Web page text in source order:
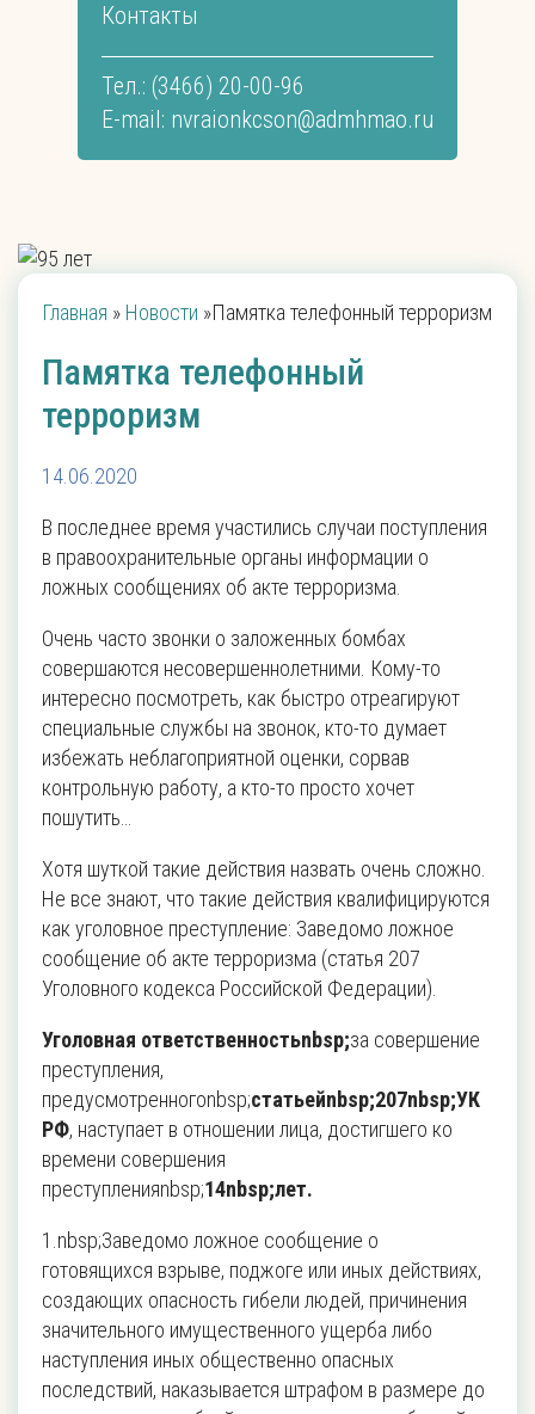
Контакты
Тел.: (3466) 20-00-96
E-mail: nvraionkcson@admhmao.ru
Главная » Новости »Памятка телефонный терроризм
Памятка телефонный
терроризм
14.06.2020
В последнее время участились случаи поступления
в правоохранительные органы информации о
ложных сообщениях об акте терроризма.
Очень часто звонки о заложенных бомбах
совершаются несовершеннолетними. Кому-то
интересно посмотреть, как быстро отреагируют
специальные службы на звонок, кто-то думает
избежать неблагоприятной оценки, сорвав
контрольную работу, а кто-то просто хочет
пошутить…
Хотя шуткой такие действия назвать очень сложно.
Не все знают, что такие действия квалифицируются
как уголовное преступление: Заведомо ложное
сообщение об акте терроризма (статья 207
Уголовного кодекса Российской Федерации).
Уголовная ответственностьnbsp;за совершение
преступления,
предусмотренногоnbsp;статьейnbsp;207nbsp;УК
РФ, наступает в отношении лица, достигшего ко
времени совершения
преступленияnbsp;14nbsp;лет.
1.nbsp;Заведомо ложное сообщение о
готовящихся взрыве, поджоге или иных действиях,
создающих опасность гибели людей, причинения
значительного имущественного ущерба либо
наступления иных общественно опасных
последствий, наказывается штрафом в размере до